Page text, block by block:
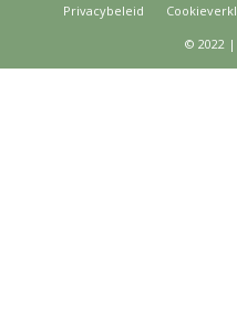
Privacybeleid
© 2022 |